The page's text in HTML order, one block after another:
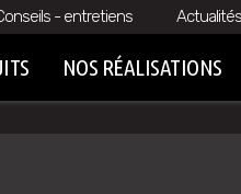
- entretiens Actualités
NOS RÉALISATIONS